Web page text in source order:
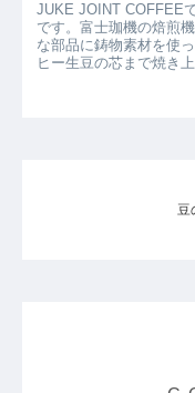
JUKE JOINT COFFEE
です。富士珈機の焙煎
な部品に鋳物素材を使
ヒー生豆の芯まで焼き
豆